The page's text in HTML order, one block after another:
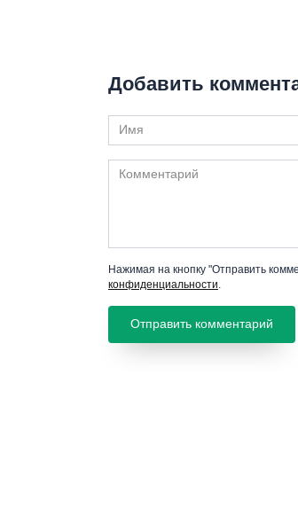
Добавить
Имя
Комментарий
Нажимая на кнопку "Отправить
конфиденциальности